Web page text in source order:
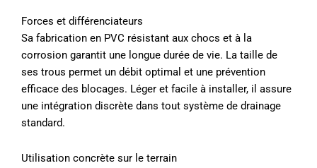
Forces et différenciateurs
Sa fabrication en PVC résistant aux chocs et à la
corrosion garantit une longue durée de vie. La taille de
ses trous permet un débit optimal et une prévention
efficace des blocages. Léger et facile à installer, il assure
une intégration discrète dans tout système de drainage
standard.
Utilisation concrète sur le terrain